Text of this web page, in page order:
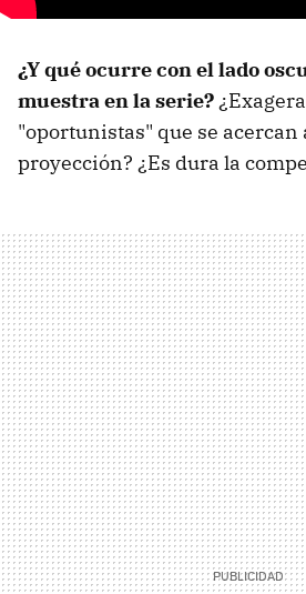
¿Y qué ocurre con el lado
muestra en la serie?
"oportunistas" que se acercan
proyección? ¿Es dura la